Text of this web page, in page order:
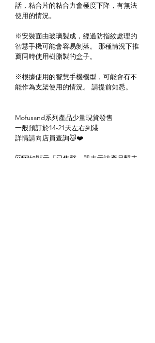
話，粘合片的粘合力會極度下降，有無法
使用的情況。
※安裝面由玻璃製成，經過防指紋處理的
智慧手機可能會容易剝落。 那種情況下推
薦同時使用樹脂製的盒子。
※根據使用的智慧手機機型，可能會有不
能作為支架使用的情況。 請提前知悉。
Mofusand系列產品少量現貨發售
一般預訂於14-21天左右到港
詳情請向店員查詢🐱❤️
🐱💌如顯示「已售罄」即表示該產品暫未